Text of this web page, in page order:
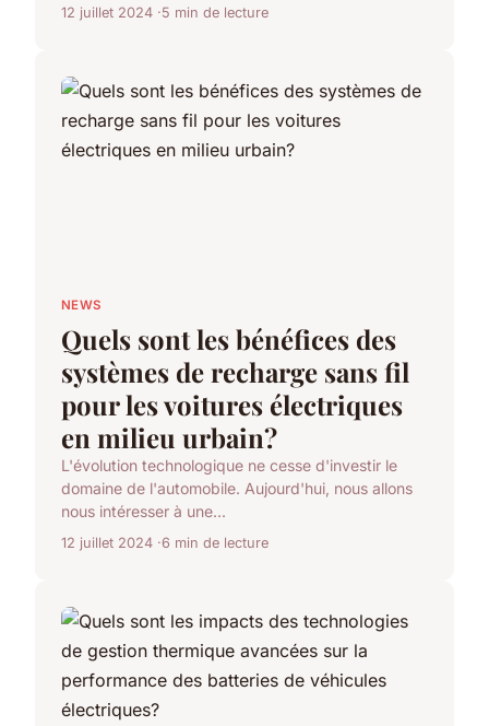
12 juillet 2024 5 min de lecture
NEWS
Quels sont les bénéfices des
systèmes de recharge sans fil
pour les voitures électriques
en milieu urbain?
L'évolution technologique ne cesse d'investir le
domaine de l'automobile. Aujourd'hui, nous allons
nous intéresser à une...
12 juillet 2024 6 min de lecture